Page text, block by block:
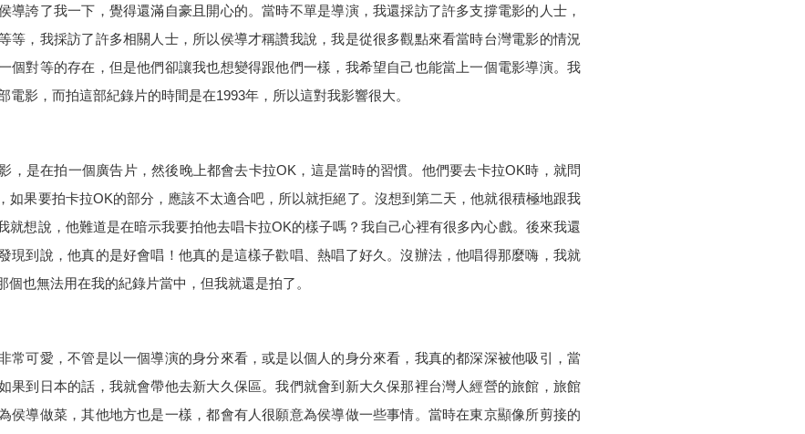
導誇了我一下，覺得還滿自豪且開心的。當時不單是導演，我還採訪了許多支撐電影的人士，
等，我採訪了許多相關人士，所以侯導才稱讚我說，我是從很多觀點來看當時台灣電影的情況
個對等的存在，但是他們卻讓我也想變得跟他們一樣，我希望自己也能當上一個電影導演。我
電影，而拍這部紀錄片的時間是在1993年，所以這對我影響很大。
，是在拍一個廣告片，然後晚上都會去卡拉OK ，這是當時的習慣。他們要去卡拉OK時，就問
如果要拍卡拉OK的部分，應該不太適合吧，所以就拒絕了。沒想到第二天，他就很積極地跟我
就想說，他難道是在暗示我要拍他去唱卡拉OK的樣子嗎？我自己心裡有很多內心戲。後來我還
現到說，他真的是好會唱！他真的是這樣子歡唱、熱唱了好久。沒辦法，他唱得那麼嗨，我就
個也無法用在我的紀錄片當中，但我就還是拍了。
常可愛，不管是以一個導演的身分來看，或是以個人的身分來看，我真的都深深被他吸引，當
果到日本的話，我就會帶他去新大久保區。我們就會到新大久保那裡台灣人經營的旅館，旅館
侯導做菜，其他地方也是一樣，都會有人很願意為侯導做一些事情。當時在東京顯像所剪接的